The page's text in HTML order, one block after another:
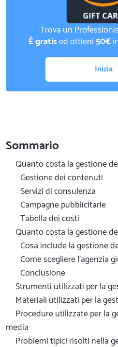
Trova un
È gratised ottieni50€
Inizia
Sommario
Quanto costa la gestione
Gestione dei contenuti
Servizi di consulenza
Campagne pubblicitarie
Tabella dei costi
Quanto costa la gestione
Cosa include la gestione
Come scegliere l'agenzia
Conclusione
Strumenti utilizzati per la
Materiali utilizzati per la
Procedure utilizzate per la
media
Problemi tipici risolti nella